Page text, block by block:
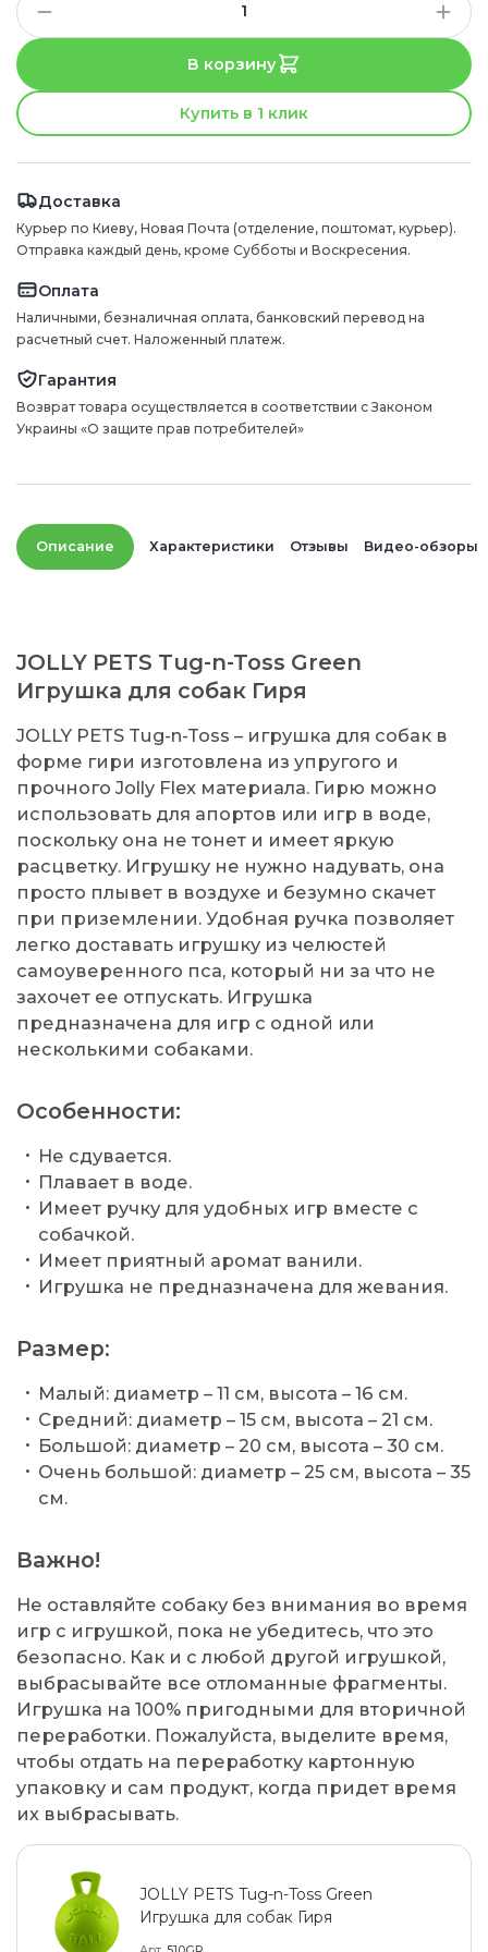
В корзину
Купить в 1 клик
Доставка
Курьер по Киеву, Новая Почта (отделение, поштомат, курьер).
Отправка каждый день, кроме Субботы и Воскресения.
Оплата
Наличными, безналичная оплата, банковский перевод на
расчетный счет. Наложенный платеж.
Гарантия
Возврат товара осуществляется в соответствии с Законом
Украины «О защите прав потребителей»
Описание Характеристики Отзывы Видео-обзоры
JOLLY PETS Tug-n-Toss Green
Игрушка для собак Гиря
JOLLY PETS Tug-n-Toss – игрушка для собак в
форме гири изготовлена из упругого и
прочного Jolly Flex материала. Гирю можно
использовать для апортов или игр в воде,
поскольку она не тонет и имеет яркую
расцветку. Игрушку не нужно надувать, она
просто плывет в воздухе и безумно скачет
при приземлении. Удобная ручка позволяет
легко доставать игрушку из челюстей
самоуверенного пса, который ни за что не
захочет ее отпускать. Игрушка
предназначена для игр с одной или
несколькими собаками.
Особенности:
Не сдувается.
Плавает в воде.
Имеет ручку для удобных игр вместе с
собачкой.
Имеет приятный аромат ванили.
Игрушка не предназначена для жевания.
Размер:
Малый: диаметр – 11 см, высота – 16 см.
Средний: диаметр – 15 см, высота – 21 см.
Большой: диаметр – 20 см, высота – 30 см.
Очень большой: диаметр – 25 см, высота – 35
см.
Важно!
Не оставляйте собаку без внимания во время
игр с игрушкой, пока не убедитесь, что это
безопасно. Как и с любой другой игрушкой,
выбрасывайте все отломанные фрагменты.
Игрушка на 100% пригодными для вторичной
переработки. Пожалуйста, выделите время,
чтобы отдать на переработку картонную
упаковку и сам продукт, когда придет время
их выбрасывать.
JOLLY PETS Tug-n-Toss Green
Игрушка для собак Гиря